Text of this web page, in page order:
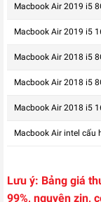
Macbook Air 2019 i5
Macbook Air 2019 i5
Macbook Air 2018 i5
Macbook Air 2018 i5
Macbook Air 2018 i5
Macbook Air intel cấu
Lưu ý: Bảng giá
99%, nguyên zin,